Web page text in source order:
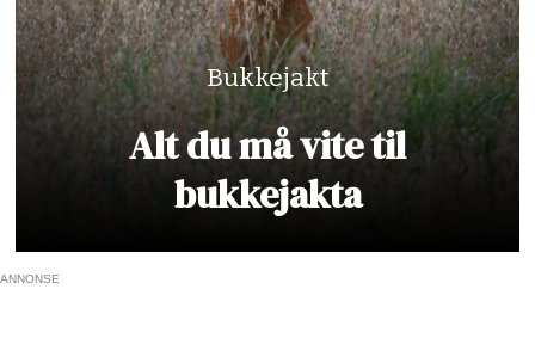
Bukkejakt
Alt du må vite til
bukkejakta
ANNONSE